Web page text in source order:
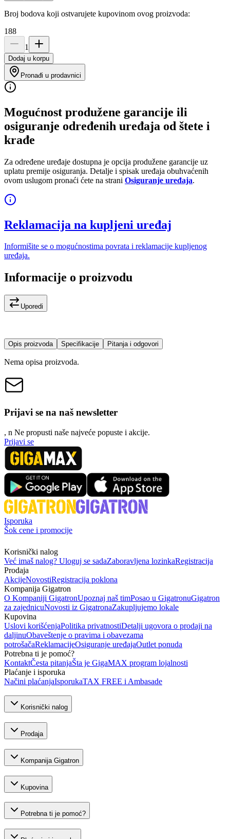
Broj bodova koji ostvarujete kupovinom ovog proizvoda:
188
1
Dodaj u korpu
Pronađi u prodavnici
Mogućnost produžene garancije ili
osiguranje određenih uređaja od štete i
krađe
Za određene uređaje dostupna je opcija produžene garancije uz
uplatu premije osiguranja. Detalje i spisak uređaja obuhvaćenih
ovom uslugom pronaći ćete na strani Osiguranje uređaja.
Reklamacija na kupljeni uređaj
Informišite se o mogućnostima povrata i reklamacije kupljenog
uređaja.
Informacije o proizvodu
Uporedi
Opis proizvoda Specifikacije Pitanja i odgovori
Nema opisa proizvoda.
Prijavi se na naš newsletter
, n Ne propusti naše najveće popuste i akcije.
Prijavi se
Isporuka
Šok cene i promocije
Korisnički nalog
Već imaš nalog? Uloguj se sadaZaboravljena lozinkaRegistracija
Prodaja
AkcijeNovostiRegistracija poklona
Kompanija Gigatron
O Kompaniji GigatronUpoznaj naš timPosao u GigatronuGigatron
za zajednicuNovosti iz GigatronaZakupljujemo lokale
Kupovina
Uslovi korišćenjaPolitika privatnostiDetalji ugovora o prodaji na
daljinuObaveštenje o pravima i obavezama
potrošačaReklamacijeOsiguranje uređajaOutlet ponuda
Potrebna ti je pomoć?
KontaktČesta pitanjaŠta je GigaMAX program lojalnosti
Plaćanje i isporuka
Načini plaćanjaIsporukaTAX FREE i Ambasade
Korisnički nalog
Prodaja
Kompanija Gigatron
Kupovina
Potrebna ti je pomoć?